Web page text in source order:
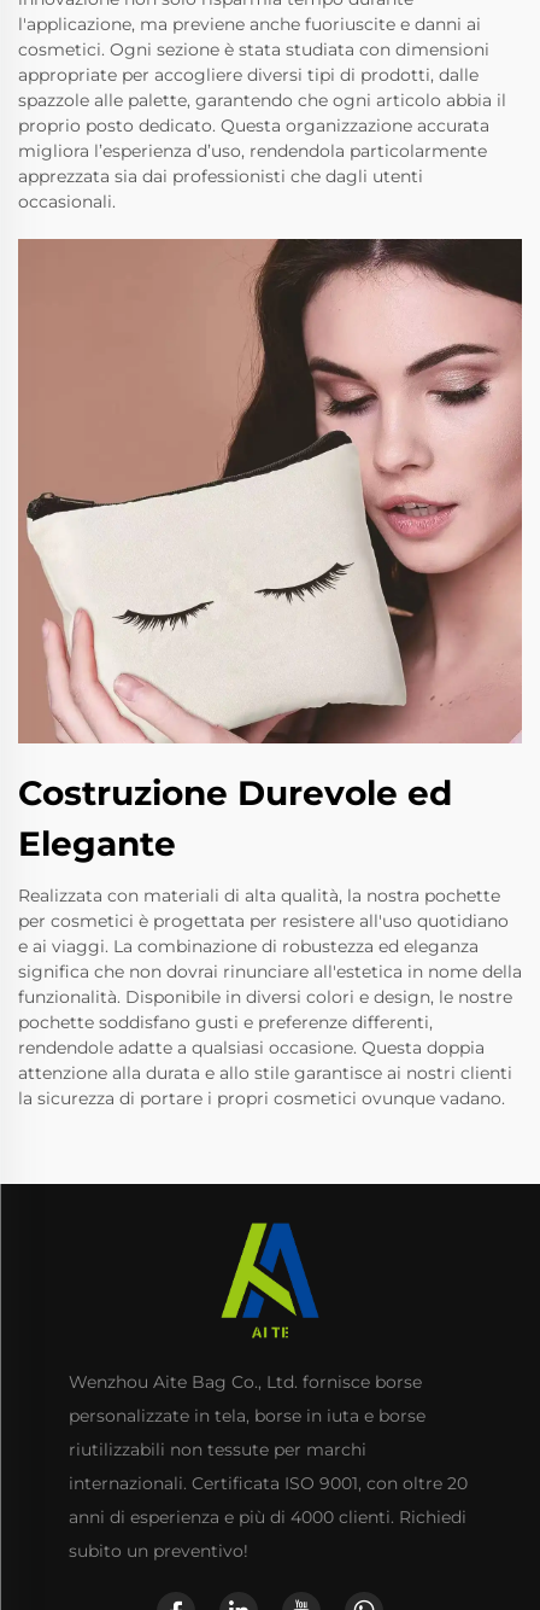
l'applicazione, ma previene anche fuoriuscite e danni ai
cosmetici. Ogni sezione è stata studiata con dimensioni
appropriate per accogliere diversi tipi di prodotti, dalle
spazzole alle palette, garantendo che ogni articolo abbia il
proprio posto dedicato. Questa organizzazione accurata
migliora l’esperienza d’uso, rendendola particolarmente
apprezzata sia dai professionisti che dagli utenti
occasionali.
Costruzione Durevole ed
Elegante
Realizzata con materiali di alta qualità, la nostra pochette
per cosmetici è progettata per resistere all'uso quotidiano
e ai viaggi. La combinazione di robustezza ed eleganza
significa che non dovrai rinunciare all'estetica in nome della
funzionalità. Disponibile in diversi colori e design, le nostre
pochette soddisfano gusti e preferenze differenti,
rendendole adatte a qualsiasi occasione. Questa doppia
attenzione alla durata e allo stile garantisce ai nostri clienti
la sicurezza di portare i propri cosmetici ovunque vadano.
Wenzhou Aite Bag Co., Ltd. fornisce borse
personalizzate in tela, borse in iuta e borse
riutilizzabili non tessute per marchi
internazionali. Certificata ISO 9001, con oltre 20
anni di esperienza e più di 4000 clienti. Richiedi
subito un preventivo!